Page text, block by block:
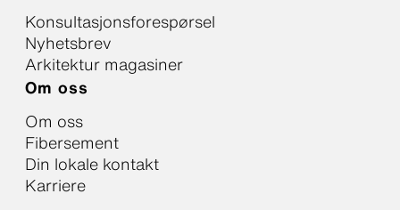
Konsultasjonsforespørsel
Nyhetsbrev
Arkitektur magasiner
Om oss
Om oss
Fibersement
Din lokale kontakt
Karriere